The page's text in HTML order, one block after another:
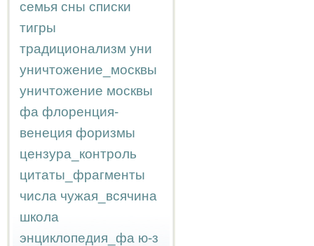
семья сны списки
тигры
традиционализм уни
уничтожение_москвы
уничтожение москвы
фа флоренция-
венеция форизмы
цензура_контроль
цитаты_фрагменты
числа чужая_всячина
школа
энциклопедия_фа ю-з